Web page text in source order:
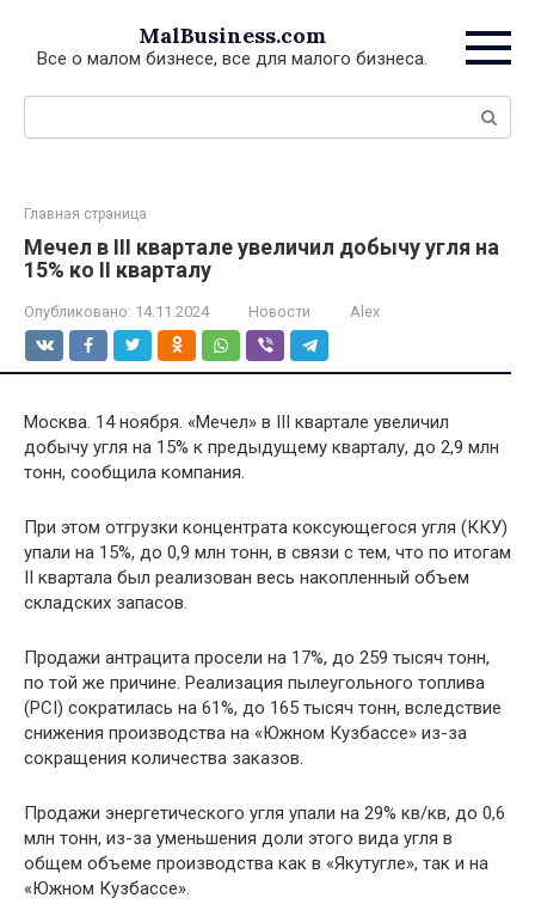
контенту
MalBusiness.com
Все о малом бизнесе, все для малого бизнеса.
Поиск:
Главная страница
Мечел в III квартале увеличил добычу угля на
15% ко II кварталу
Опубликовано: 14.11.2024 Новости Alex
Москва. 14 ноября. «Мечел» в III квартале увеличил
добычу угля на 15% к предыдущему кварталу, до 2,9 млн
тонн, сообщила компания.
При этом отгрузки концентрата коксующегося угля (ККУ)
упали на 15%, до 0,9 млн тонн, в связи с тем, что по итогам
II квартала был реализован весь накопленный объем
складских запасов.
Продажи антрацита просели на 17%, до 259 тысяч тонн,
по той же причине. Реализация пылеугольного топлива
(PCI) сократилась на 61%, до 165 тысяч тонн, вследствие
снижения производства на «Южном Кузбассе» из-за
сокращения количества заказов.
Продажи энергетического угля упали на 29% кв/кв, до 0,6
млн тонн, из-за уменьшения доли этого вида угля в
общем объеме производства как в «Якутугле», так и на
«Южном Кузбассе».